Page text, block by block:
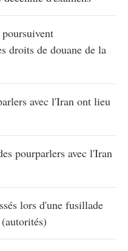
droits de douane de la
avec l'Iran ont lieu
pourparlers avec l'Iran
lors d'une fusillade